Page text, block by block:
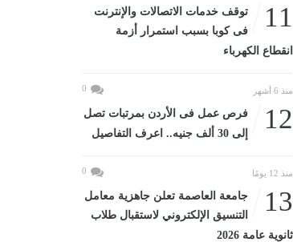
11
توقف خدمات الاتصالات والإنترنت
فى كوبا بسبب استمرار أزمة
انقطاع الكهرباء
منذ 6 أشهر 0
12
فرص عمل فى الأردن بمرتبات تصل
إلى 30 ألف جنيه.. اعرف التفاصيل
منذ 12 يومًا 0
13
جامعة العاصمة تعلن جاهزية معامل
التنسيق الإلكتروني لاستقبال طلاب
ثانوية عامة 2026